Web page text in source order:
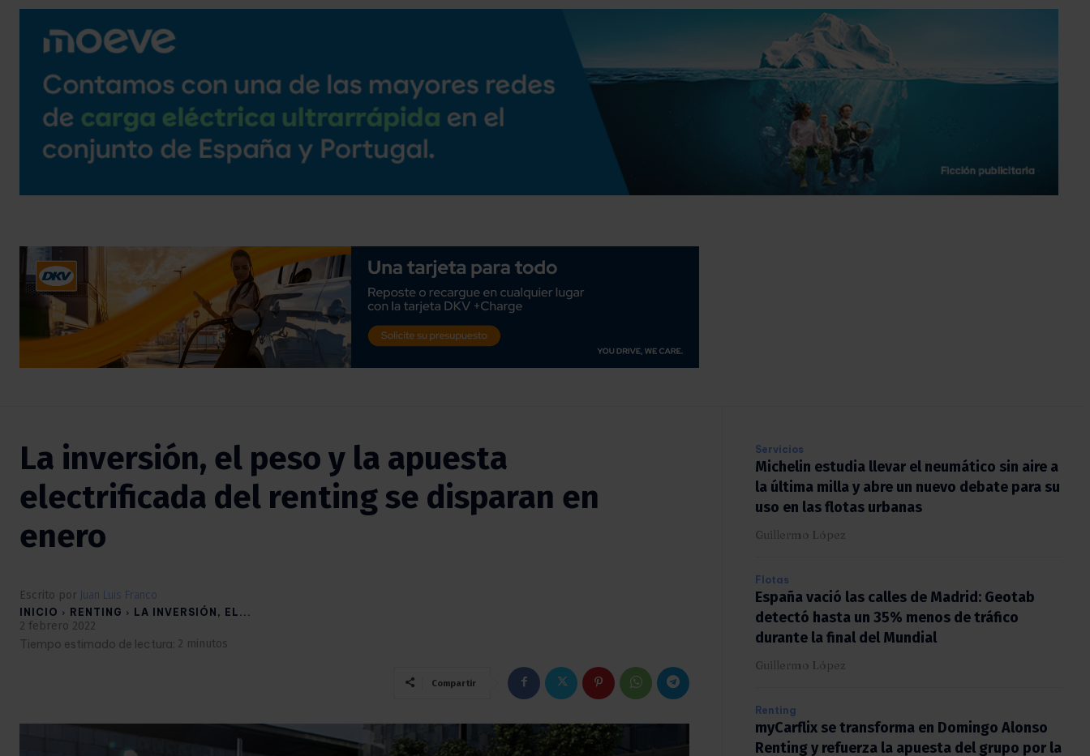
La inversión, el peso y la apuesta
electrificada del renting se disparan en
enero
Escrito por Juan Luis Franco
INICIO RENTING LA INVERSIÓN, EL...
2 febrero 2022
Tiempo estimado de lectura: 2 minutos
Compartir
Servicios
Michelin estudia llevar el neumático sin aire
a la última milla y abre un nuevo debate para
su uso en las flotas urbanas
Guillermo López
Flotas
España vació las calles de Madrid: Geotab
detectó hasta un 35% menos de tráfico
durante la final del Mundial
Guillermo López
Renting
myCarflix se transforma en Domingo Alonso
Renting y refuerza la apuesta del grupo por